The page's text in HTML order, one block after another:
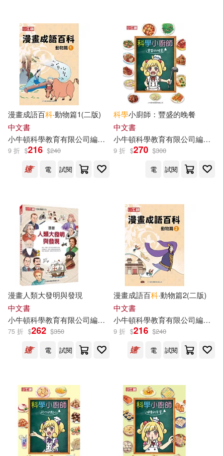
可菲律賓店取(85)
電子書 (可複選)
適合平板閱讀(262)
其他 (可複選)
現在可購買商品(504)
作者/演唱/譯/編/繪(525)
價格
範圍
漫畫成語百科·動物篇1(二版)
中文書
小牛頓科學教育有限公司編輯 團隊
9 折 $216 $240
電
試閱
科學小廚師：豐盛的晚餐
中文書
小牛頓科學教育有限公司編輯
9 折 $270 $300
電
試閱
漫畫人類大發明與發現
中文書
小牛頓科學教育有限公司編輯 團隊
75 折 $262 $350
電
試閱
漫畫成語百科·動物篇2(二版)
中文書
小牛頓科學教育有限公司編輯
9 折 $216 $240
電
試閱